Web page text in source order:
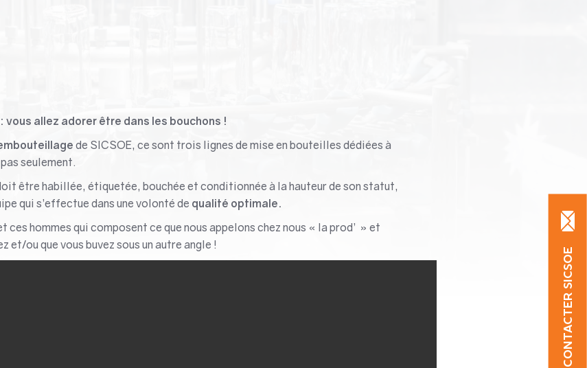
CONTACTER SICSOE
vous allez adorer être dans les bouchons !
de SICSOE, ce sont trois lignes de mise en bouteilles dédiées à
seulement.
être habillée, étiquetée, bouchée et conditionnée à la hauteur de son statut,
qui s’effectue dans une volonté de qualité optimale.
ces hommes qui composent ce que nous appelons chez nous « la prod’ » et
et/ou que vous buvez sous un autre angle !